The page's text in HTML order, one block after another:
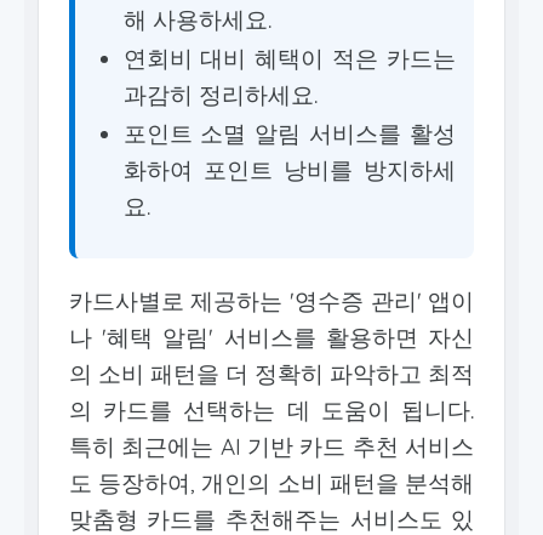
해 사용하세요.
연회비 대비 혜택이 적은 카드는
과감히 정리하세요.
포인트 소멸 알림 서비스를 활성
화하여 포인트 낭비를 방지하세
요.
카드사별로 제공하는 '영수증 관리' 앱이
나 '혜택 알림' 서비스를 활용하면 자신
의 소비 패턴을 더 정확히 파악하고 최적
의 카드를 선택하는 데 도움이 됩니다.
특히 최근에는 AI 기반 카드 추천 서비스
도 등장하여, 개인의 소비 패턴을 분석해
맞춤형 카드를 추천해주는 서비스도 있